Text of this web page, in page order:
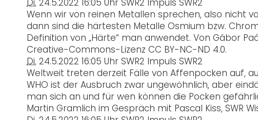
Di. 24.5.2022 16:05 Uhr SWR2 Impuls SWR2
Wenn wir von reinen Metallen sprechen, also nicht
dann sind die härtesten Metalle Osmium bzw.
Definition von „Härte“ man anwendet. Von Gábor
Creative-Commons-Lizenz CC BY-NC-ND 4.0.
Di. 24.5.2022 16:05 Uhr SWR2 Impuls SWR2
Weltweit treten derzeit Fälle von Affenpocken auf,
WHO ist der Ausbruch zwar ungewöhnlich, aber
man sich an und für wen können die Pocken
Martin Gramlich im Gespräch mit Pascal Kiss, SWR